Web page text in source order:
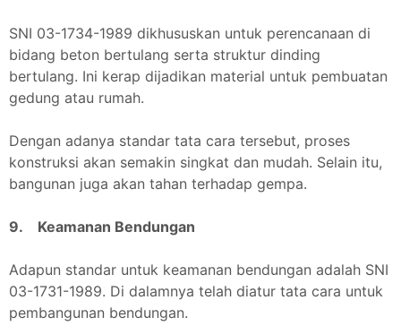
SNI 03-1734-1989 dikhususkan untuk perencanaan di
bidang beton bertulang serta struktur dinding
bertulang. Ini kerap dijadikan material untuk pembuatan
gedung atau rumah.
Dengan adanya standar tata cara tersebut, proses
konstruksi akan semakin singkat dan mudah. Selain itu,
bangunan juga akan tahan terhadap gempa.
9. Keamanan Bendungan
Adapun standar untuk keamanan bendungan adalah SNI
03-1731-1989. Di dalamnya telah diatur tata cara untuk
pembangunan bendungan.